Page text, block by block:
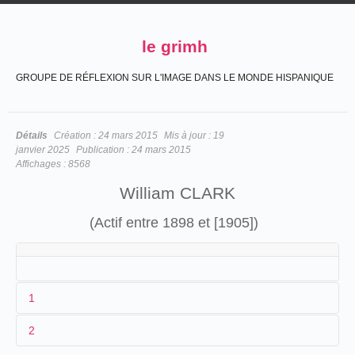
le grimh
GROUPE DE RÉFLEXION SUR L'IMAGE DANS LE MONDE HISPANIQUE
Détails Création : 24 mars 2015 Mis à jour : 19
janvier 2025 Publication : 24 mars 2015
Affichages : 8568
William CLARK
(Actif entre 1898 et [1905])
1
2